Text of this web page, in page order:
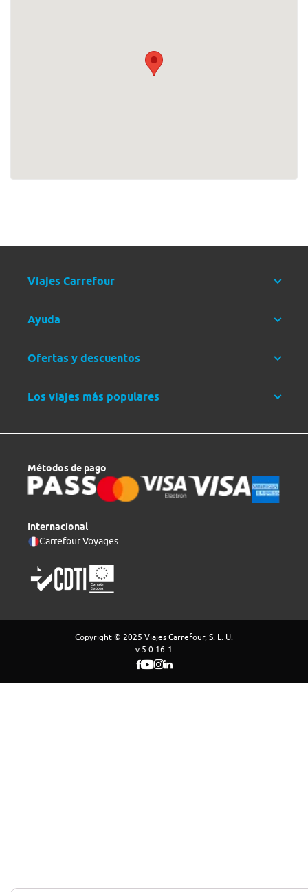
Viajes Carrefour
Ayuda
Ofertas y descuentos
Los viajes más populares
Métodos de pago
Internacional
Carrefour Voyages
Copyright © 2025 Viajes Carrefour, S. L. U.
v 5.0.16-1